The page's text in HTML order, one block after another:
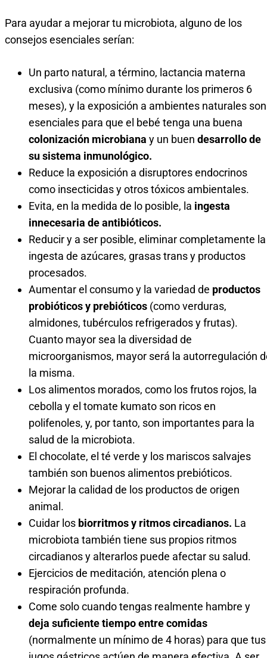
Para ayudar a mejorar tu microbiota, alguno de los
consejos esenciales serían:
Un parto natural, a término, lactancia materna
exclusiva (como mínimo durante los primeros 6
meses), y la exposición a ambientes naturales son
esenciales para que el bebé tenga una buena
colonización microbiana y un buen desarrollo de
su sistema inmunológico.
Reduce la exposición a disruptores endocrinos
como insecticidas y otros tóxicos ambientales.
Evita, en la medida de lo posible, la ingesta
innecesaria de antibióticos.
Reducir y a ser posible, eliminar completamente la
ingesta de azúcares, grasas trans y productos
procesados.
Aumentar el consumo y la variedad de productos
probióticos y prebióticos (como verduras,
almidones, tubérculos refrigerados y frutas).
Cuanto mayor sea la diversidad de
microorganismos, mayor será la autorregulación
la misma.
Los alimentos morados, como los frutos rojos, la
cebolla y el tomate kumato son ricos en
polifenoles, y, por tanto, son importantes para la
salud de la microbiota.
El chocolate, el té verde y los mariscos salvajes
también son buenos alimentos prebióticos.
Mejorar la calidad de los productos de origen
animal.
Cuidar los biorritmos y ritmos circadianos. La
microbiota también tiene sus propios ritmos
circadianos y alterarlos puede afectar su salud.
Ejercicios de meditación, atención plena o
respiración profunda.
Come solo cuando tengas realmente hambre y
deja suficiente tiempo entre comidas
(normalmente un mínimo de 4 horas) para que tus